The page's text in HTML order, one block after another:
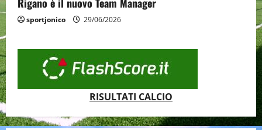
sportjonico 29/06/2026
RISULTATI CALCIO